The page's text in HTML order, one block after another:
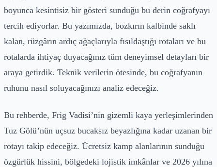
boyunca kesintisiz bir gösteri sunduğu bu derin coğrafyayı
tercih ediyorlar. Bu yazımızda, bozkırın kalbinde saklı
kalan, rüzgârın ardıç ağaçlarıyla fısıldaştığı rotaları ve bu
rotalarda ihtiyaç duyacağınız tüm deneyimsel detayları bir
araya getirdik. Teknik verilerin ötesinde, bu coğrafyanın
ruhunu nasıl soluyacağınızı analiz edeceğiz.
Bu rehberde, Frig Vadisi’nin gizemli kaya yerleşimlerinden
Tuz Gölü’nün uçsuz bucaksız beyazlığına kadar uzanan bir
rotayı takip edeceğiz. Ücretsiz kamp alanlarının sunduğu
özgürlük hissini, bölgedeki lojistik imkânlar ve 2026 yılına